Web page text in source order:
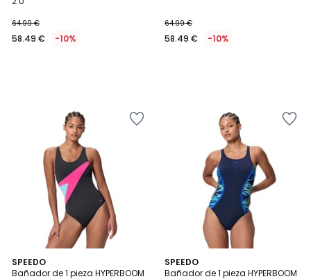
64.99 €
58.49 € -10%
64.99 €
58.49 € -10%
SPEEDO
Bañador de 1 pieza HYPERBOOM
SPEEDO
Bañador de 1 pieza HYPERBOOM
2